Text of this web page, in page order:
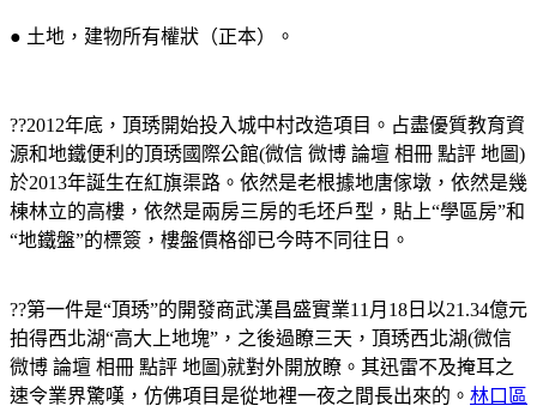
● 土地，建物所有權狀（正本）。
??2012年底，頂琇開始投入城中村改造項目。占盡優質教育資
源和地鐵便利的頂琇國際公館(微信 微博 論壇 相冊 點評 地圖)
於2013年誕生在紅旗渠路。依然是老根據地唐傢墩，依然是幾
棟林立的高樓，依然是兩房三房的毛坯戶型，貼上“學區房”和
“地鐵盤”的標簽，樓盤價格卻已今時不同往日。
??第一件是“頂琇”的開發商武漢昌盛實業11月18日以21.34億元
拍得西北湖“高大上地塊”，之後過瞭三天， 頂琇西北湖(微信
微博 論壇 相冊 點評 地圖)就對外開放瞭。其迅雷不及掩耳之
速令業界驚嘆，仿佛項目是從地裡一夜之間長出來的。 林口區